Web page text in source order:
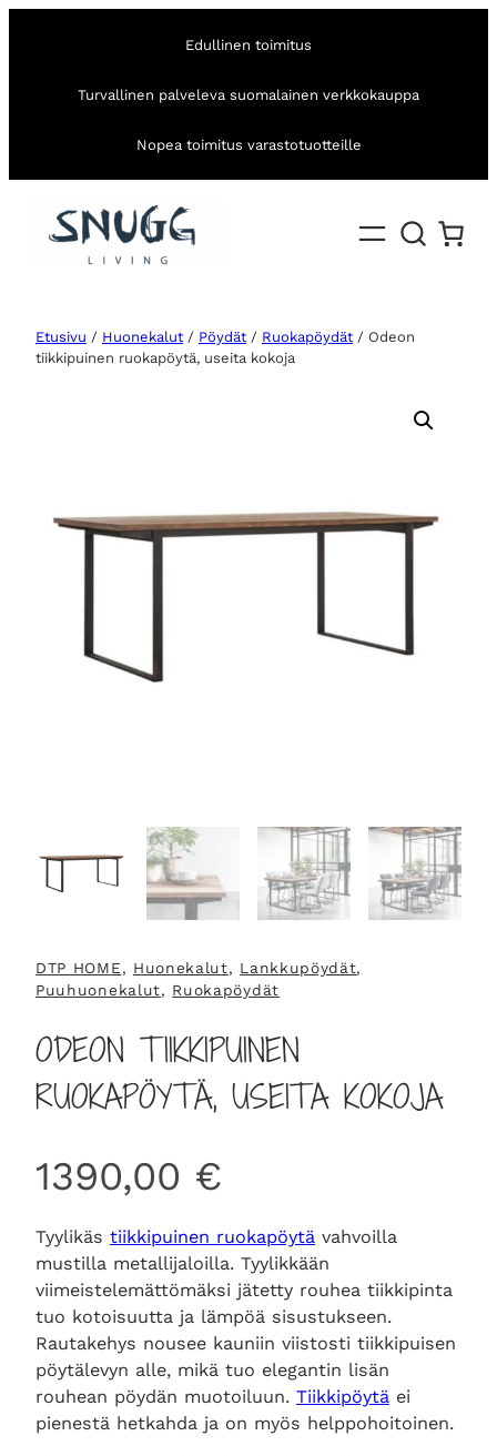
Edullinen toimitus
Turvallinen palveleva suomalainen verkkokauppa
Nopea toimitus varastotuotteille
Etusivu / Huonekalut / Pöydät / Ruokapöydät / Odeon
tiikkipuinen ruokapöytä, useita kokoja
DTP HOME, Huonekalut, Lankkupöydät
Puuhuonekalut, Ruokapöydät
ODEON TIIKKIPUINEN
RUOKAPÖYTÄ, USEITA KOKOJA
1390,00 €
Tyylikäs tiikkipuinen ruokapöytä vahvoilla
mustilla metallijaloilla. Tyylikkään
viimeistelemättömäksi jätetty rouhea tiikkipinta
tuo kotoisuutta ja lämpöä sisustukseen.
Rautakehys nousee kauniin viistosti tiikkipuisen
pöytälevyn alle, mikä tuo elegantin lisän
rouhean pöydän muotoiluun. Tiikkipöytä ei
pienestä hetkahda ja on myös helppohoitoinen.